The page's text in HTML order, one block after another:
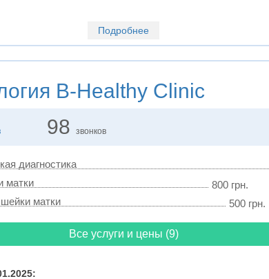
Подробнее
B-Healthy Clinic
98 звонков
диагностика
матки
800 грн.
матки
500 грн.
Все услуги и цены (9)